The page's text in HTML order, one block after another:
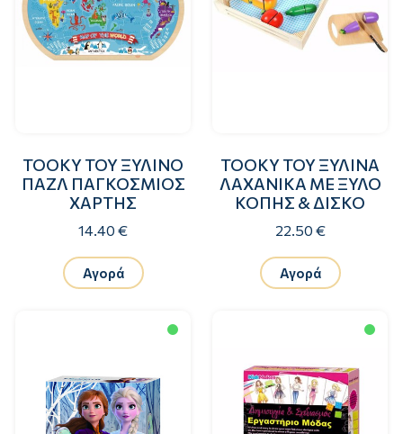
TOOKY TOY ΞΥΛΙΝΟ
ΠΑΖΛ ΠΑΓΚΟΣΜΙΟΣ
ΧΑΡΤΗΣ
14.40 €
Αγορά
TOOKY TOY ΞΥΛΙΝΑ
ΛΑΧΑΝΙΚΑ ΜΕ ΞΥΛΟ
ΚΟΠΗΣ & ΔΙΣΚΟ
22.50 €
Αγορά